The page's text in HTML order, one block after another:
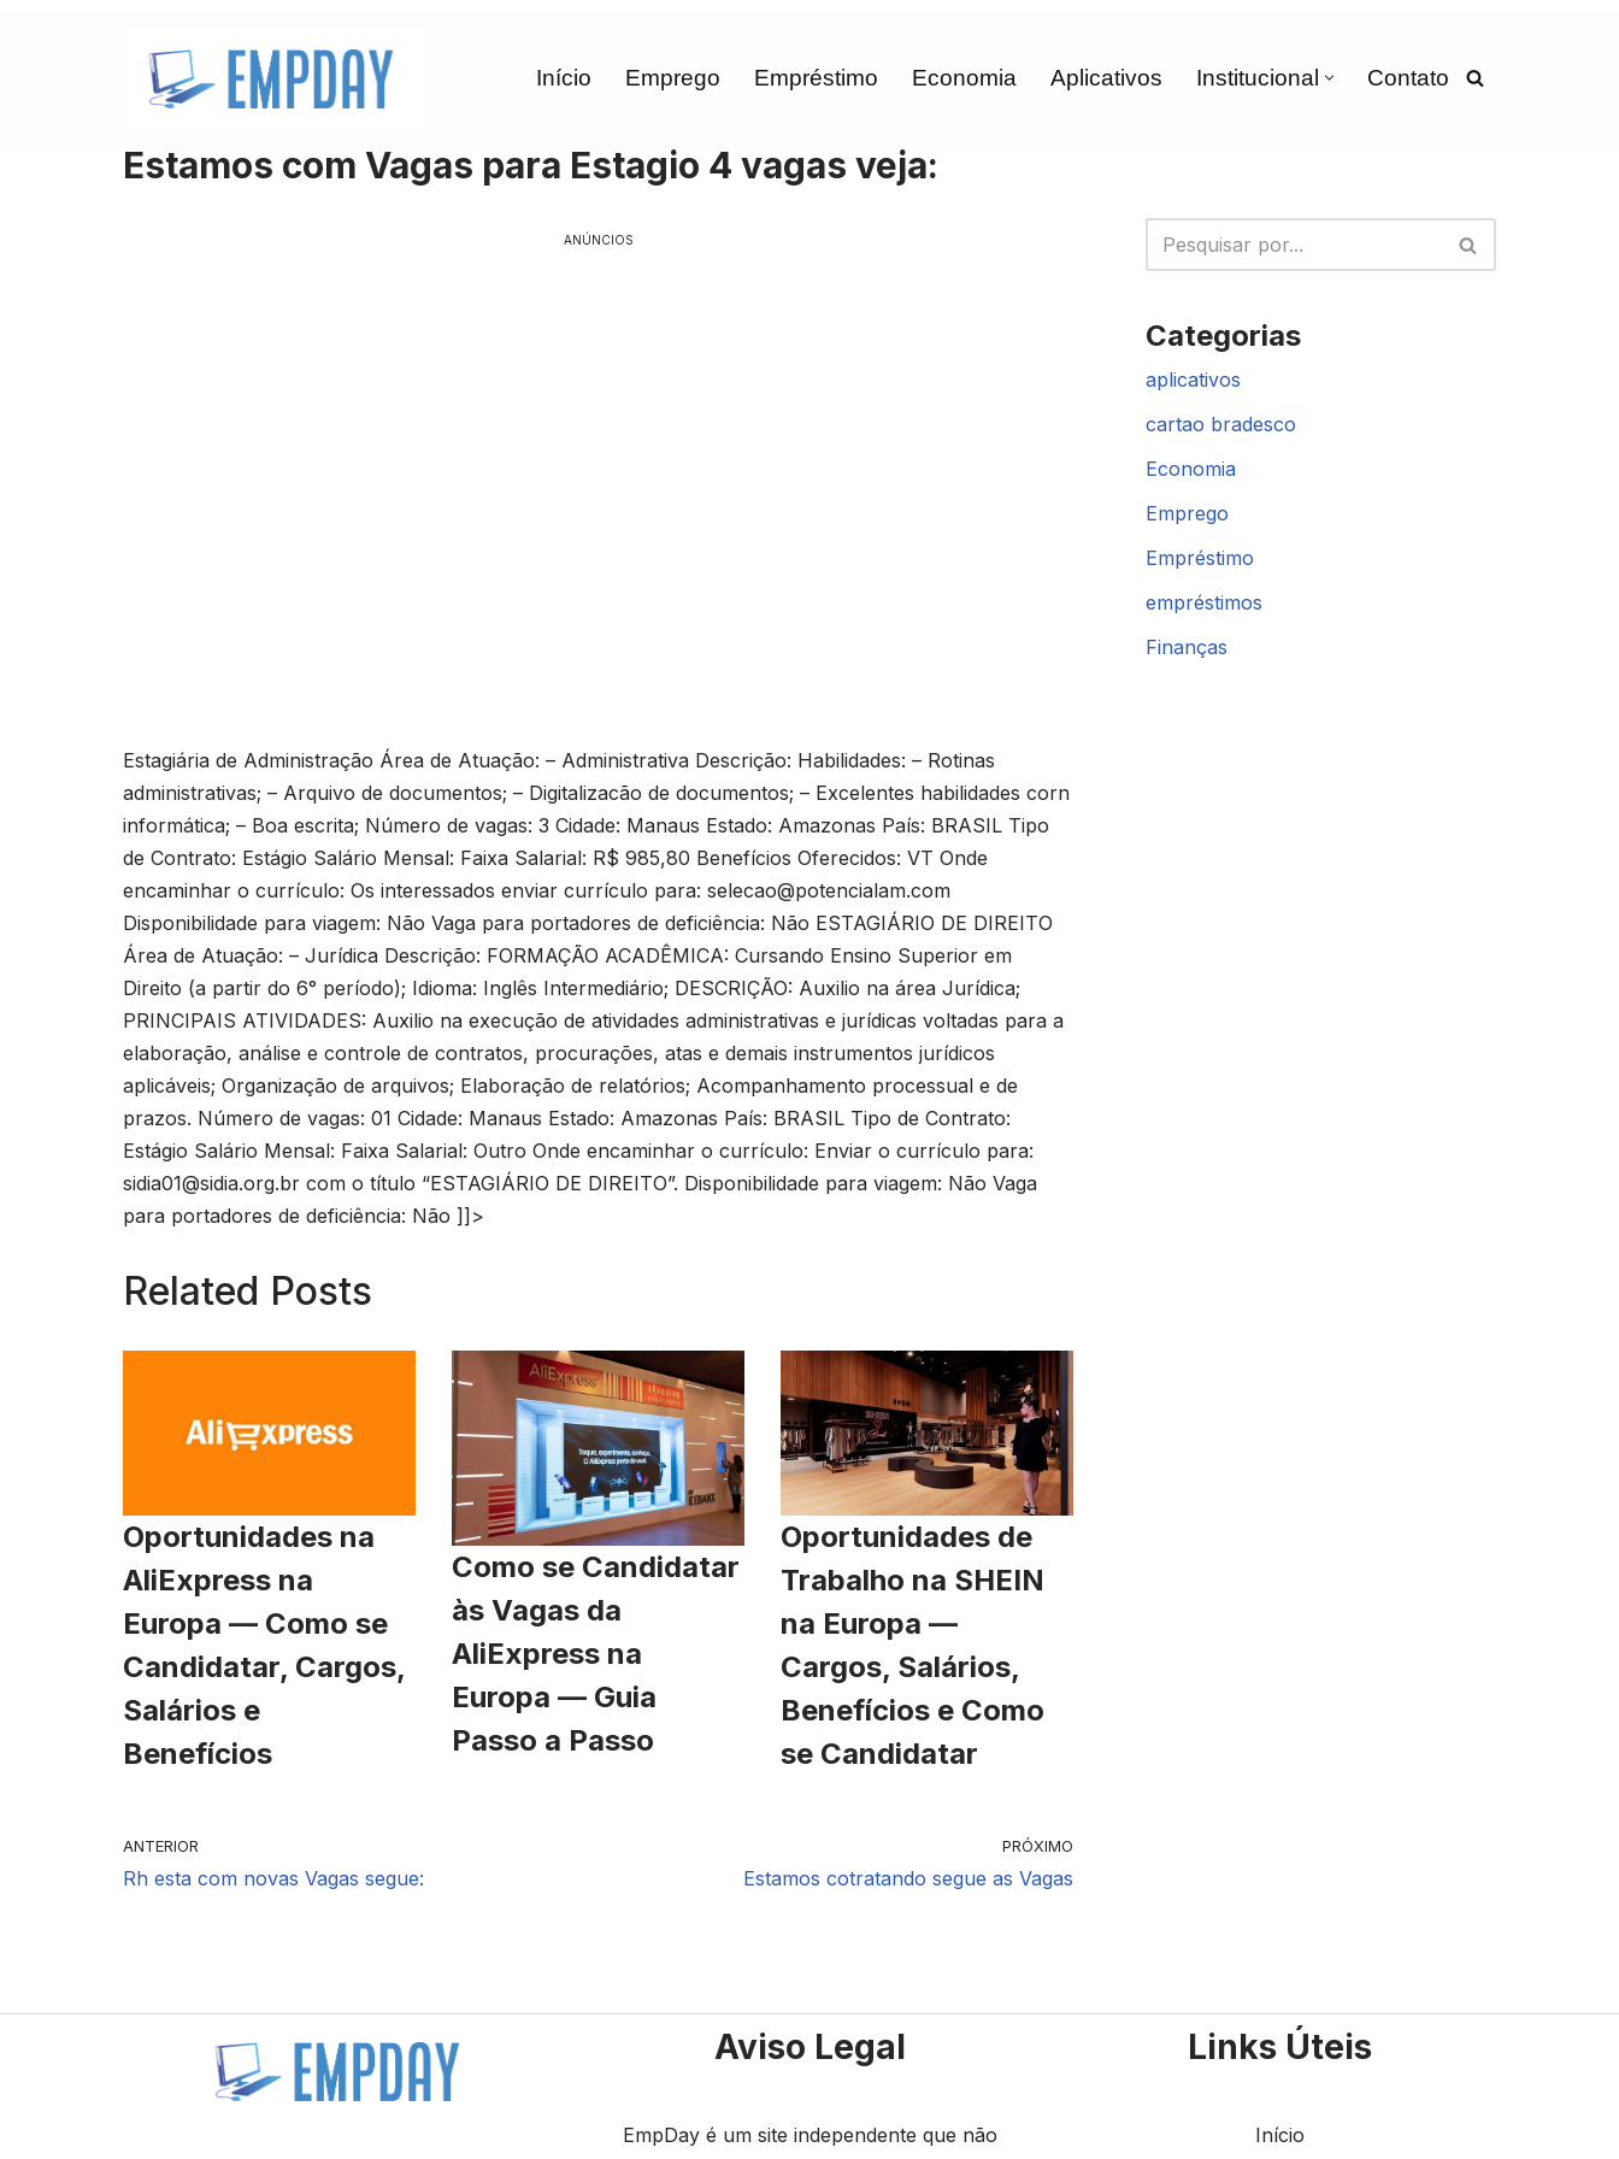
Início Emprego Empréstimo Economia Aplicativos Institucional Contato
Estamos com Vagas para Estagio 4 vagas veja:
ANÚNCIOS
Estagiária de Administração Área de Atuação: – Administrativa Descrição: Habilidades: – Rotinas
administrativas; – Arquivo de documentos; – Digitalizacão de documentos; – Excelentes habilidades corn
informática; – Boa escrita; Número de vagas: 3 Cidade: Manaus Estado: Amazonas País: BRASIL Tipo
de Contrato: Estágio Salário Mensal: Faixa Salarial: R$ 985,80 Benefícios Oferecidos: VT Onde
encaminhar o currículo: Os interessados enviar currículo para: selecao@potencialam.com
Disponibilidade para viagem: Não Vaga para portadores de deficiência: Não ESTAGIÁRIO DE DIREITO
Área de Atuação: – Jurídica Descrição: FORMAÇÃO ACADÊMICA: Cursando Ensino Superior em
Direito (a partir do 6° período); Idioma: Inglês Intermediário; DESCRIÇÃO: Auxilio na área Jurídica;
PRINCIPAIS ATIVIDADES: Auxilio na execução de atividades administrativas e jurídicas voltadas para a
elaboração, análise e controle de contratos, procurações, atas e demais instrumentos jurídicos
aplicáveis; Organização de arquivos; Elaboração de relatórios; Acompanhamento processual e de
prazos. Número de vagas: 01 Cidade: Manaus Estado: Amazonas País: BRASIL Tipo de Contrato:
Estágio Salário Mensal: Faixa Salarial: Outro Onde encaminhar o currículo: Enviar o currículo para:
sidia01@sidia.org.br com o título “ESTAGIÁRIO DE DIREITO”. Disponibilidade para viagem: Não Vaga
para portadores de deficiência: Não ]]>
Related Posts
Oportunidades na
AliExpress na
Europa — Como se
Candidatar, Cargos,
Salários e
Benefícios
Como se Candidatar
às Vagas da
AliExpress na
Europa — Guia
Passo a Passo
Oportunidades de
Trabalho na SHEIN
na Europa —
Cargos, Salários,
Benefícios e Como
se Candidatar
ANTERIOR
Rh esta com novas Vagas segue:
PRÓXIMO
Estamos cotratando segue as Vagas
Categorias
aplicativos
cartao bradesco
Economia
Emprego
Empréstimo
empréstimos
Finanças
Aviso Legal
EmpDay é um site independente que não
Links Úteis
Início